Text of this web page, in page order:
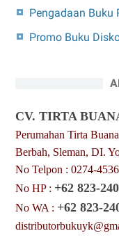
Pengadaan Buku
Promo Buku
CV. TIRTA
Perumahan Tirta
Berbah, Sleman, DI.
No Telpon : 0274-
No HP : +62 823-
No WA : +62 823-